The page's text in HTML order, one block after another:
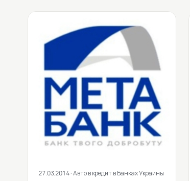
27.03.2014· Авто в кредит в Банках Украины